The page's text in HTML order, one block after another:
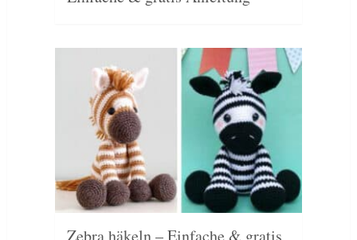
Zebra häkeln – Einfache & gratis